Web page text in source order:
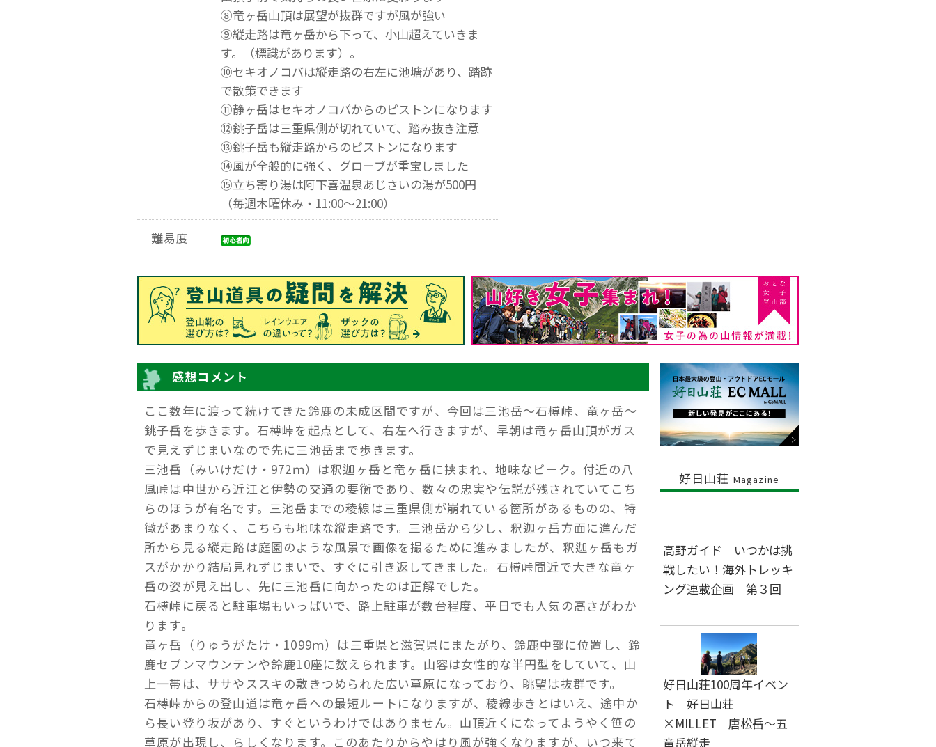
⑧竜ヶ岳山頂は展望が抜群ですが風が強い
⑨縦走路は竜ヶ岳から下って、小山超えていきま
す。（標識があります）。
⑩セキオノコバは縦走路の右左に池塘があり、踏跡
で散策できます
⑪静ヶ岳はセキオノコバからのピストンになります
⑫銚子岳は三重県側が切れていて、踏み抜き注意
⑬銚子岳も縦走路からのピストンになります
⑭風が全般的に強く、グローブが重宝しました
⑮立ち寄り湯は阿下喜温泉あじさいの湯が500円
（毎週木曜休み・11:00～21:00）
難易度
感想コメント
ここ数年に渡って続けてきた鈴鹿の未成区間ですが、今回は三池岳～石榑峠、竜ヶ岳～
銚子岳を歩きます。石榑峠を起点として、右左へ行きますが、早朝は竜ヶ岳山頂がガス
で見えずじまいなので先に三池岳まで歩きます。
三池岳（みいけだけ・972ｍ）は釈迦ヶ岳と竜ヶ岳に挟まれ、地味なピーク。付近の八
風峠は中世から近江と伊勢の交通の要衡であり、数々の忠実や伝説が残されていてこち
らのほうが有名です。三池岳までの稜線は三重県側が崩れている箇所があるものの、特
徴があまりなく、こちらも地味な縦走路です。三池岳から少し、釈迦ヶ岳方面に進んだ
所から見る縦走路は庭園のような風景で画像を撮るために進みましたが、釈迦ヶ岳もガ
スがかかり結局見れずじまいで、すぐに引き返してきました。石榑峠間近で大きな竜ヶ
岳の姿が見え出し、先に三池岳に向かったのは正解でした。
石榑峠に戻ると駐車場もいっぱいで、路上駐車が数台程度、平日でも人気の高さがわか
ります。
竜ヶ岳（りゅうがたけ・1099ｍ）は三重県と滋賀県にまたがり、鈴鹿中部に位置し、鈴
鹿セブンマウンテンや鈴鹿10座に数えられます。山容は女性的な半円型をしていて、山
上一帯は、ササやススキの敷きつめられた広い草原になっており、眺望は抜群です。
石榑峠からの登山道は竜ヶ岳への最短ルートになりますが、稜線歩きとはいえ、途中か
ら長い登り坂があり、すぐというわけではありません。山頂近くになってようやく笹の
草原が出現し、らしくなります。このあたりからやはり風が強くなりますが、いつ来て
好日山荘 Magazine
高野ガイド いつかは挑
戦したい！海外トレッキ
ング連載企画 第３回
好日山荘100周年イベン
ト 好日山荘
×MILLET 唐松岳～五
竜岳縦走